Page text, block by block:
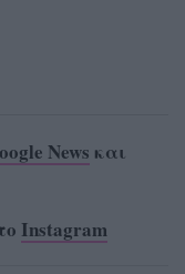
News και
Instagram